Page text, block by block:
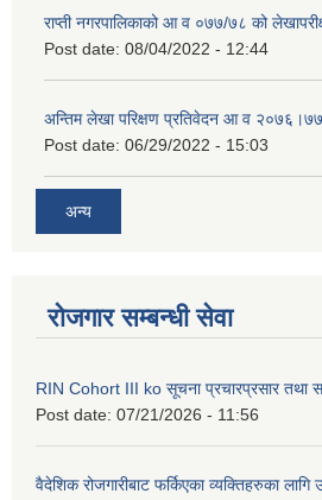
राप्ती नगरपालिकाको आ व ०७७/७८ को
Post date: 08/04/2022 - 12:44
अन्तिम लेखा परिक्षण प्रतिवेदन आ व २०७६।७७
Post date: 06/29/2022 - 15:03
अन्य
रोजगार सम्बन्धी सेवा
RIN Cohort III ko सूचना प्रचारप्रसार तथा
Post date: 07/21/2026 - 11:56
वैदेशिक रोजगारीबाट फर्किएका व्यक्तिहरुका लागि